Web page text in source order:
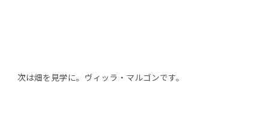
次は畑を見学に。ヴィッラ・マルゴンです。